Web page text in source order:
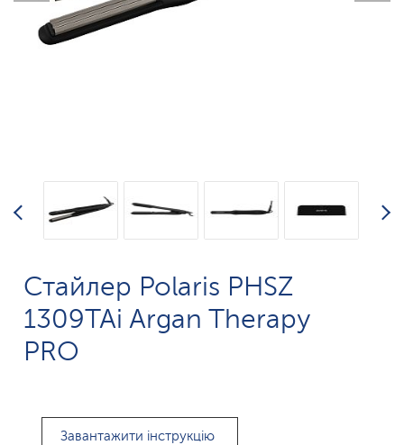
Стайлер Polaris PHSZ
1309TAi Argan Therapy
PRO
Завантажити інструкцію